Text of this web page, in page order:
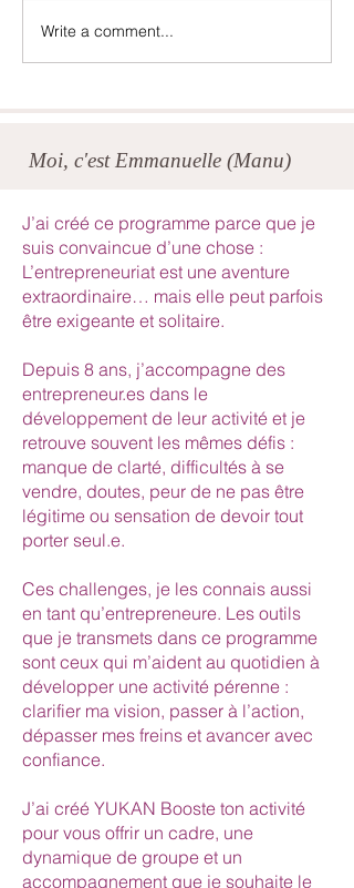
Write a comment...
J’ai créé ce programme parce que je
suis convaincue d’une chose :
L’entrepreneuriat est une aventure
extraordinaire… mais elle peut parfois
être exigeante et solitaire.
Depuis 8 ans, j’accompagne des
entrepreneur.es dans le
développement de leur activité et je
retrouve souvent les mêmes défis :
manque de clarté, difficultés à se
vendre, doutes, peur de ne pas être
légitime ou sensation de devoir tout
porter seul.e.
Ces challenges, je les connais aussi
en tant qu’entrepreneure. Les outils
que je transmets dans ce programme
sont ceux qui m’aident au quotidien à
développer une activité pérenne :
clarifier ma vision, passer à l’action,
dépasser mes freins et avancer avec
confiance.
J’ai créé YUKAN Booste ton activité
pour vous offrir un cadre, une
dynamique de groupe et un
accompagnement que je souhaite le
Moi, c'est Emmanuelle (Manu)